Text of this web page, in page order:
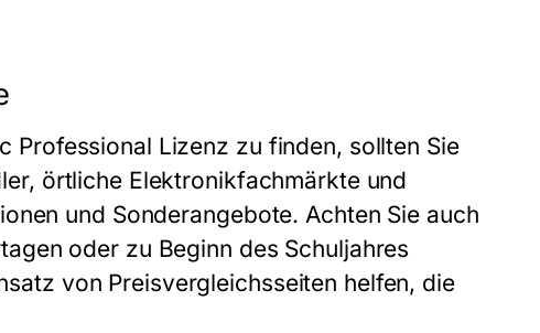
Lizenz zu finden, sollten Sie
örtliche Elektronikfachmärkte und
und Sonderangebote. Achten Sie auch
oder zu Beginn des Schuljahres
von Preisvergleichsseiten helfen, die